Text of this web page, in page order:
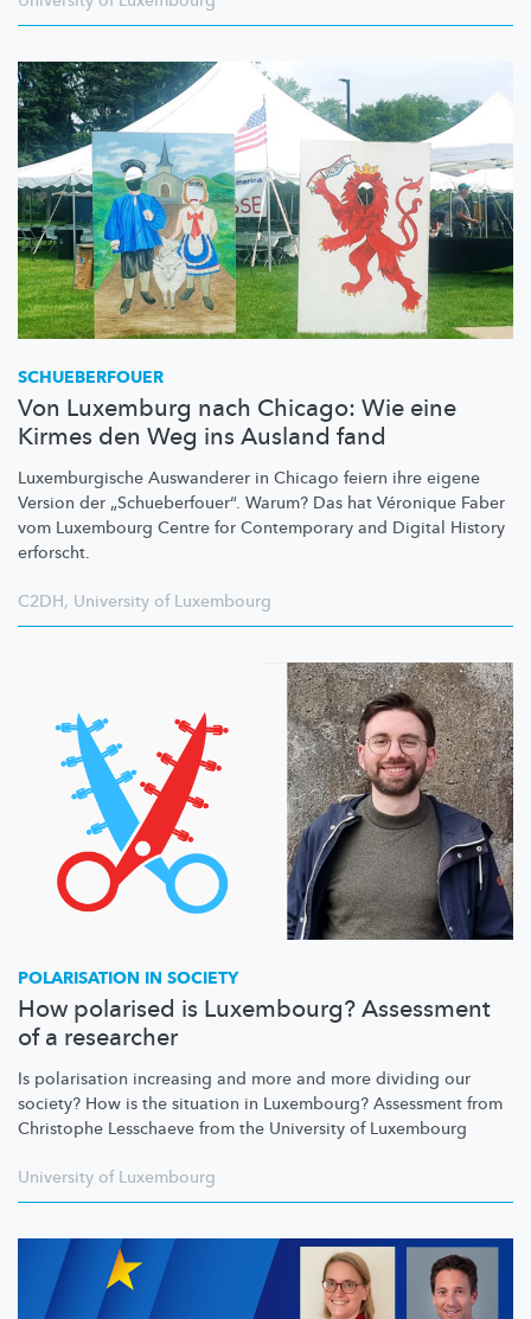
SCHUEBERFOUER
Von Luxemburg nach Chicago: Wie eine
Kirmes den Weg ins Ausland fand
Luxemburgische Auswanderer in Chicago feiern ihre eigene
Version der „Schueberfouer“. Warum? Das hat Véronique Faber
vom Luxembourg Centre for Contemporary and Digital History
erforscht.
C2DH, University of Luxembourg
POLARISATION IN SOCIETY
How polarised is Luxembourg? Assessment
of a researcher
Is polarisation increasing and more and more dividing our
society? How is the situation in Luxembourg? Assessment from
Christophe Lesschaeve from the University of Luxembourg
University of Luxembourg